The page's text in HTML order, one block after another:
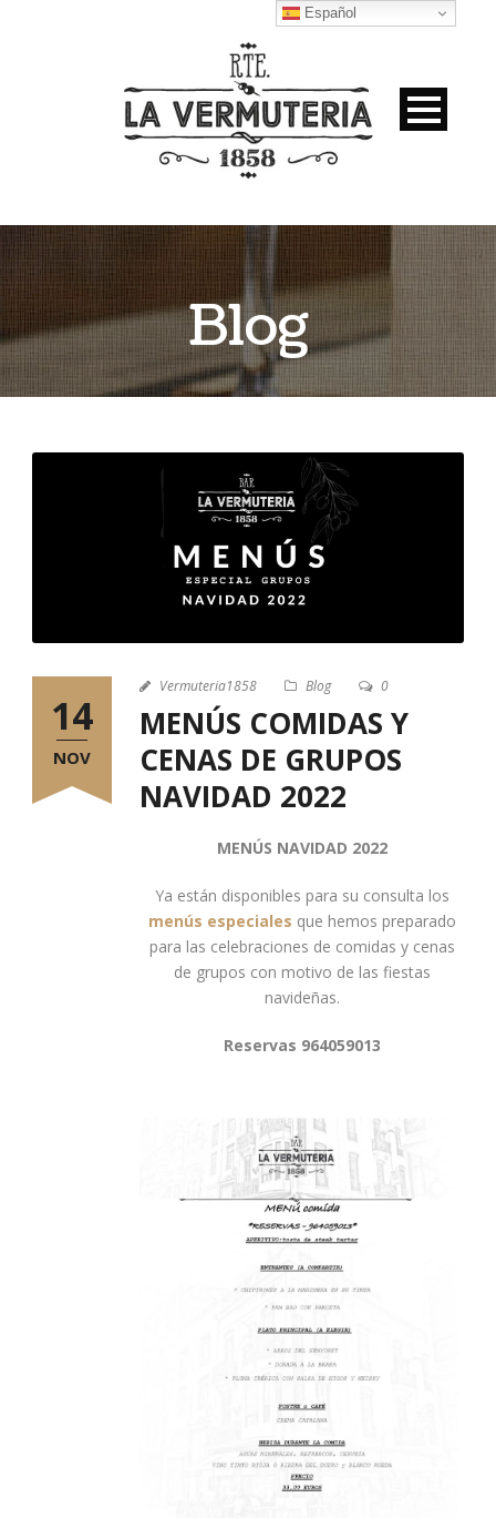
Blog
14
NOV
Vermuteria1858 Blog 0
MENÚS COMIDAS Y
CENAS DE GRUPOS
NAVIDAD 2022
MENÚS NAVIDAD 2022
Ya están disponibles para su consulta los
menús especiales que hemos preparado
para las celebraciones de comidas y cenas
de grupos con motivo de las fiestas
navideñas.
Reservas 964059013
Español